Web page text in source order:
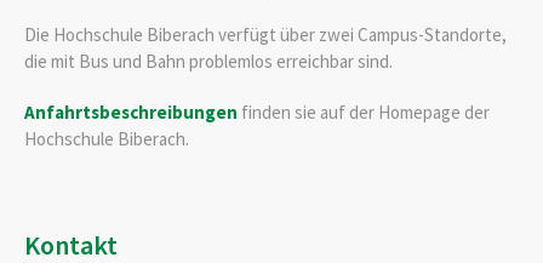
Die Hochschule Biberach verfügt über zwei Campus-Standorte,
die mit Bus und Bahn problemlos erreichbar sind.
Anfahrtsbeschreibungen finden sie auf der Homepage der
Hochschule Biberach.
Kontakt